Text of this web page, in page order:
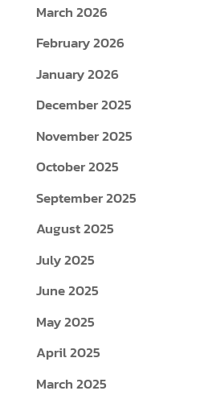
March 2026
February 2026
January 2026
December 2025
November 2025
October 2025
September 2025
August 2025
July 2025
June 2025
May 2025
April 2025
March 2025